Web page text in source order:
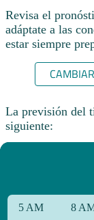
Revisa el
adáptate a las
estar siempre
La previsión del
siguiente:
5 AM 8